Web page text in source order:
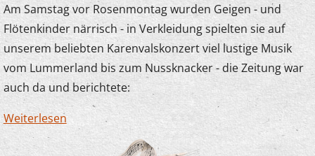
Am Samstag vor Rosenmontag wurden Geigen - und
Flötenkinder närrisch - in Verkleidung spielten sie auf
unserem beliebten Karenvalskonzert viel lustige Musik
vom Lummerland bis zum Nussknacker - die Zeitung war
auch da und berichtete:
Weiterlesen über Buntes Karnevalskonzert in der Martin-
Luther-Schule Plettenberg